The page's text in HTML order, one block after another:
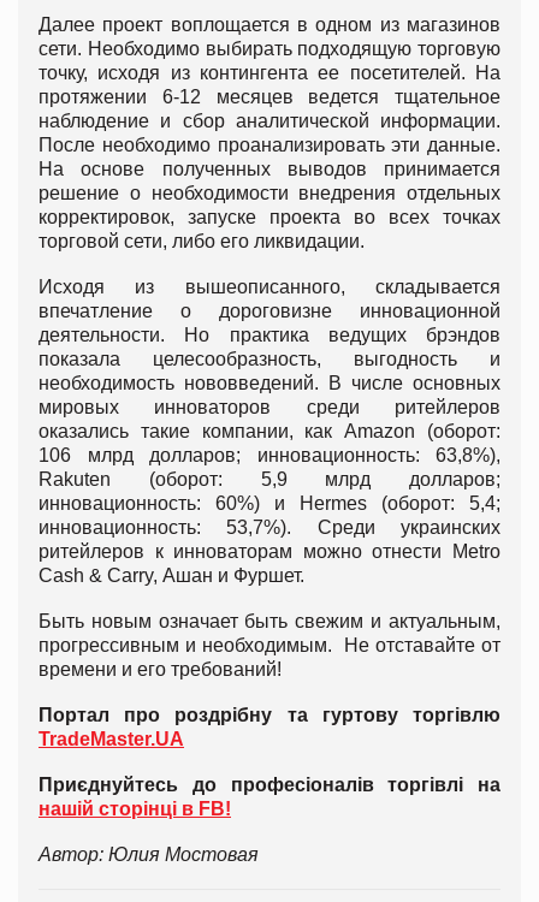
Далее проект воплощается в одном из магазинов
сети. Необходимо выбирать подходящую торговую
точку, исходя из контингента ее посетителей. На
протяжении 6-12 месяцев ведется тщательное
наблюдение и сбор аналитической информации.
После необходимо проанализировать эти данные.
На основе полученных выводов принимается
решение о необходимости внедрения отдельных
корректировок, запуске проекта во всех точках
торговой сети, либо его ликвидации.
Исходя из вышеописанного, складывается
впечатление о дороговизне инновационной
деятельности. Но практика ведущих брэндов
показала целесообразность, выгодность и
необходимость нововведений. В числе основных
мировых инноваторов среди ритейлеров
оказались такие компании, как Amazon (оборот:
106 млрд долларов; инновационность: 63,8%),
Rakuten (оборот: 5,9 млрд долларов;
инновационность: 60%) и Hermes (оборот: 5,4;
инновационность: 53,7%). Среди украинских
ритейлеров к инноваторам можно отнести Metro
Cash & Carry, Ашан и Фуршет.
Быть новым означает быть свежим и актуальным,
прогрессивным и необходимым. Не отставайте от
времени и его требований!
Портал про роздрібну та гуртову торгівлю
TradeMaster.UA
Приєднуйтесь до професіоналів торгівлі на
нашій сторінці в FB!
Автор: Юлия Мостовая